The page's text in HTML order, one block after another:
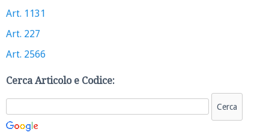
Art. 1131
Art. 227
Art. 2566
Cerca Articolo e Codice: